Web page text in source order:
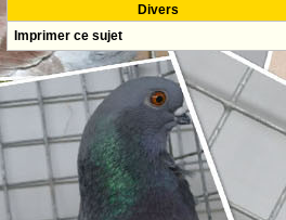
Divers
Imprimer ce sujet